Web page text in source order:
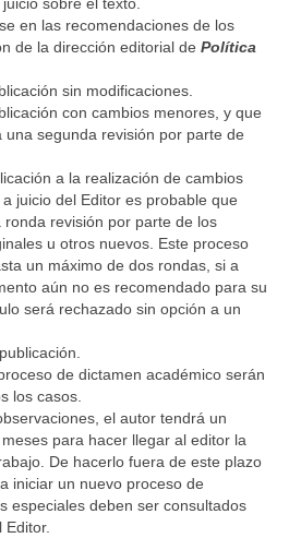
en las recomendaciones de los
de la dirección editorial de Política
sin modificaciones.
con cambios menores, y que
una segunda revisión por parte de
a la realización de cambios
juicio del Editor es probable que
ronda revisión por parte de los
u otros nuevos. Este proceso
un máximo de dos rondas, si a
aún no es recomendado para su
será rechazado sin opción a un
de dictamen académico serán
los casos.
el autor tendrá un
para hacer llegar al editor la
De hacerlo fuera de este plazo
iniciar un nuevo proceso de
especiales deben ser consultados